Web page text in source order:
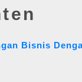
Bisnis